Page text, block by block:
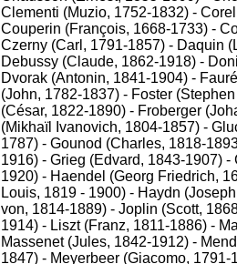
Clementi (Muzio, 1752-1832) -
Couperin (François, 1668-1733) -
Czerny (Carl, 1791-1857) - Daquin
Debussy (Claude, 1862-1918) -
Dvorak (Antonin, 1841-1904) -
(John, 1782-1837) - Foster
(César, 1822-1890) - Froberger
(Mikhaïl Ivanovich, 1804-1857) -
1787) - Gounod (Charles, 1818-
1916) - Grieg (Edvard, 1843-1907) -
1920) - Haendel (Georg Friedrich,
Louis, 1819 - 1900) - Haydn
von, 1814-1889) - Joplin (Scott,
1914) - Liszt (Franz, 1811-1886) -
Massenet (Jules, 1842-1912) -
1847) - Meyerbeer (Giacomo, 1791-